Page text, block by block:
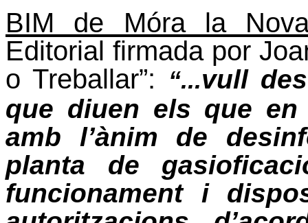
BIM de Móra la
Editorial firmada por
o Treballar”:
“...vull
que diuen els que
amb l’ànim de
planta de
funcionament i